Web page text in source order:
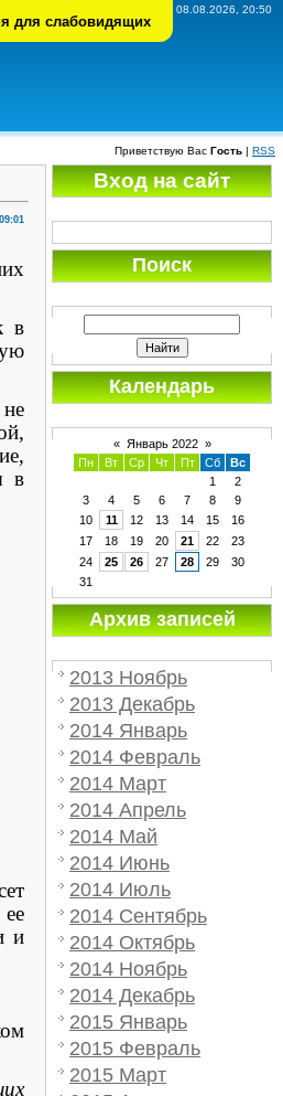
для слабовидящих
Суббота, 08.08.2026, 20:50
Приветствую Вас Гость | RSS
09:01
в
в
и
Вход на сайт
Поиск
Календарь
« Январь 2022 »
Пн
Вт Ср Чт Пт Сб
Вс
1
2
3
4 5 6 7 8
9
10
11 12 13 14 15
16
17
18 19 20 21 22
23
24
25 26 27 28 29
30
31
Архив записей
2013 Ноябрь
2013 Декабрь
2014 Январь
2014 Февраль
2014 Март
2014 Апрель
2014 Май
2014 Июнь
2014 Июль
2014 Сентябрь
2014 Октябрь
2014 Ноябрь
2014 Декабрь
2015 Январь
2015 Февраль
2015 Март